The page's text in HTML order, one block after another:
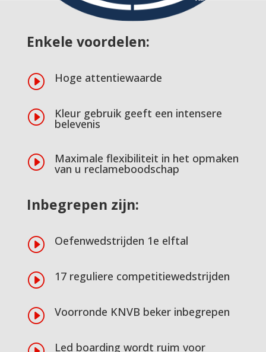
Enkele voordelen:
I Hoge attentiewaarde
I Kleur gebruik geeft een intensere
belevenis
I Maximale flexibiliteit in het opmaken
van u reclameboodschap
Inbegrepen zijn:
I Oefenwedstrijden 1e elftal
I 17 reguliere competitiewedstrijden
I Voorronde KNVB beker inbegrepen
Led boarding wordt ruim voor